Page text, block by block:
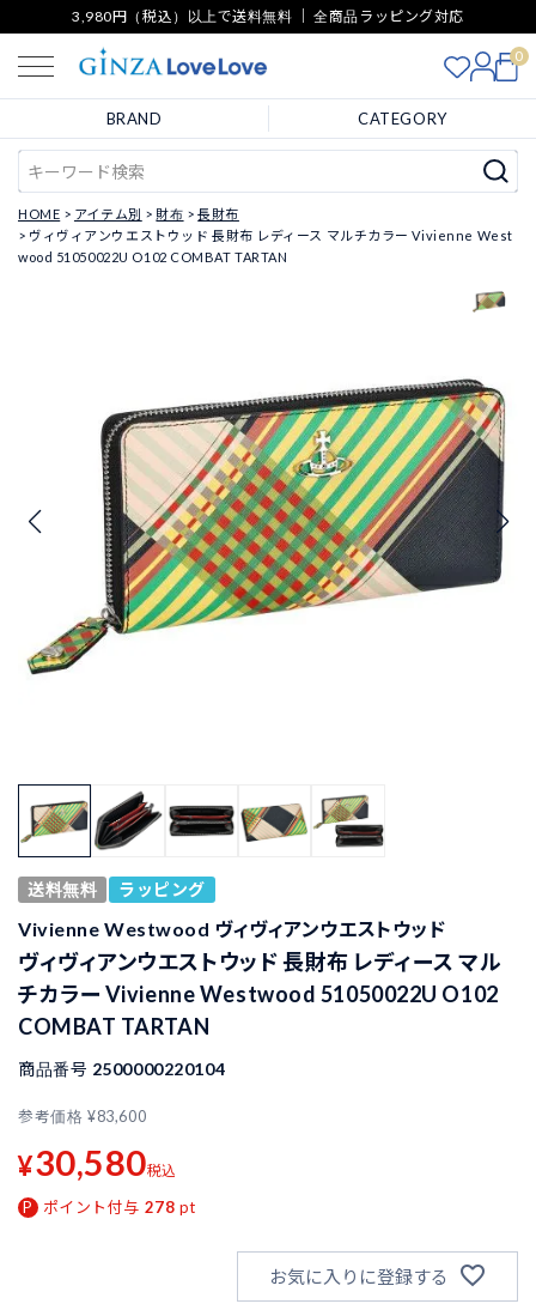
3,980円（税込）以上で送料無料 ｜ 全商品ラッピング対応
0
BRAND CATEGORY
HOME アイテム別 財布
長財布
ヴィヴィアンウエストウッド 長財布 レディース マルチカラー Vivienne West
wood 51050022U O102 COMBAT TARTAN
送料無料 ラッピング
Vivienne Westwood ヴィヴィアンウエストウッド
ヴィヴィアンウエストウッド 長財布 レディース マル
チカラー Vivienne Westwood 51050022U O102
COMBAT TARTAN
商品番号 2500000220104
参考価格 ¥83,600
¥30,580税込
ポイント付与 278 pt
お気に入りに登録する